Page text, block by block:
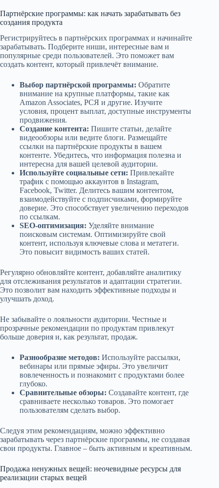
Партнёрские программы: как начать зарабатывать без
создания продукта
Регистрируйтесь в партнёрских программах и начинайте
зарабатывать. Подберите ниши, интересные вам и
популярные среди пользователей. Это поможет вам
создать контент, который привлечёт внимание.
Выбор партнёрской программы: Обратите
внимание на крупные платформы, такие как
Amazon Associates, РСЯ и другие. Изучите
условия, процент выплат, доступные инструменты
продвижения.
Создание контента: Пишите статьи, делайте
видеообзоры или ведите блоги. Размещайте
ссылки на партнёрские продукты в вашем
контенте. Убедитесь, что информация полезна и
интересна для вашей целевой аудитории.
Используйте социальные сети: Привлекайте
трафик с помощью аккаунтов в Instagram,
Facebook, Twitter. Делитесь вашим контентом,
взаимодействуйте с подписчиками, формируйте
доверие. Это способствует увеличению переходов
по ссылкам.
SEO-оптимизация: Уделяйте внимание
поисковым системам. Оптимизируйте свой
контент, используя ключевые слова и метатеги.
Это повысит видимость ваших статей.
Регулярно обновляйте контент, добавляйте аналитику
для отслеживания результатов и адаптации стратегии.
Это позволит вам находить эффективные подходы и
улучшать доход.
Не забывайте о лояльности аудитории. Честные и
прозрачные рекомендации по продуктам привлекут
больше доверия и, как результат, продаж.
Разнообразие методов: Используйте рассылки,
вебинары или прямые эфиры. Это увеличит
вовлеченность и познакомит с продуктами более
глубоко.
Сравнительные обзоры: Создавайте контент, где
сравниваете несколько товаров. Это помогает
пользователям сделать выбор.
Следуя этим рекомендациям, можно эффективно
зарабатывать через партнёрские программы, не создавая
свои продукты. Главное – быть активным и креативным.
Продажа ненужных вещей: неочевидные ресурсы для
реализации старых вещей